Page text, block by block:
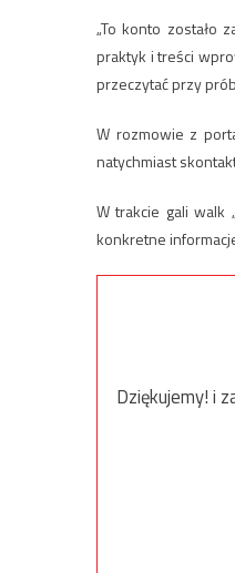
„To konto zostało
praktyk i treści
przeczytać przy
W rozmowie z
natychmiast
W trakcie gali walk
konkretne
Dziękujemy! i